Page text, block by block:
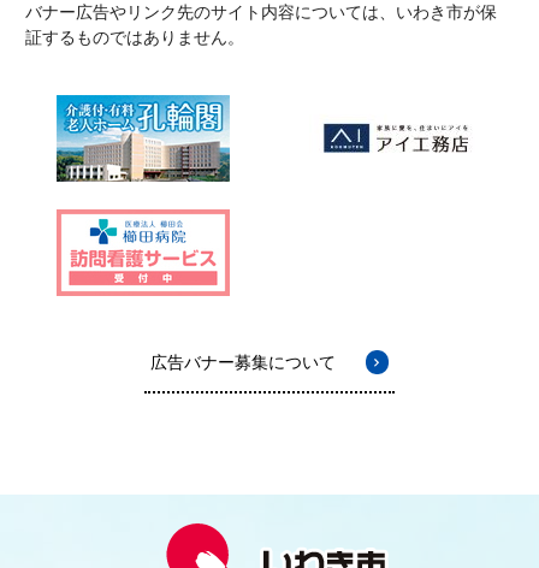
バナー広告やリンク先のサイト内容については、いわき市が保
証するものではありません。
広告バナー募集について